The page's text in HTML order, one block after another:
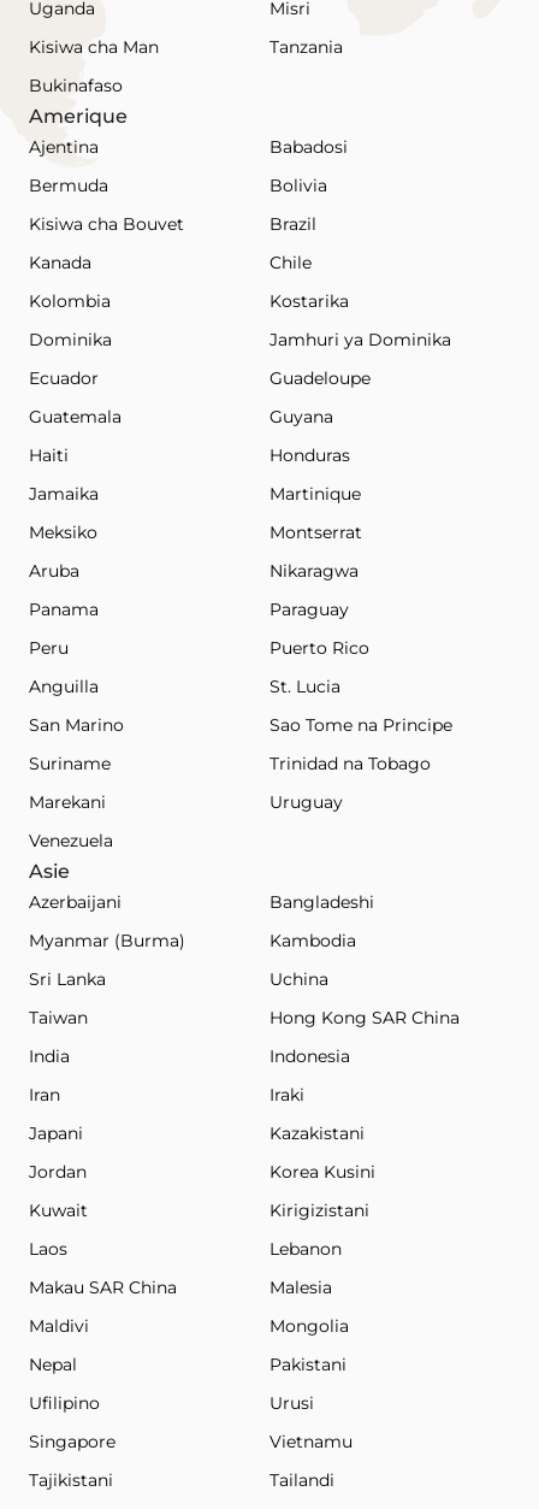
Uganda
Misri
Kisiwa cha Man
Tanzania
Bukinafaso
Amerique
Ajentina
Babadosi
Bermuda
Bolivia
Kisiwa cha Bouvet
Brazil
Kanada
Chile
Kolombia
Kostarika
Dominika
Jamhuri ya Dominika
Ecuador
Guadeloupe
Guatemala
Guyana
Haiti
Honduras
Jamaika
Martinique
Meksiko
Montserrat
Aruba
Nikaragwa
Panama
Paraguay
Peru
Puerto Rico
Anguilla
St. Lucia
San Marino
Sao Tome na Principe
Suriname
Trinidad na Tobago
Marekani
Uruguay
Venezuela
Asie
Azerbaijani
Bangladeshi
Myanmar (Burma)
Kambodia
Sri Lanka
Uchina
Taiwan
Hong Kong SAR China
India
Indonesia
Iran
Iraki
Japani
Kazakistani
Jordan
Korea Kusini
Kuwait
Kirigizistani
Laos
Lebanon
Makau SAR China
Malesia
Maldivi
Mongolia
Nepal
Pakistani
Ufilipino
Urusi
Singapore
Vietnamu
Tajikistani
Tailandi